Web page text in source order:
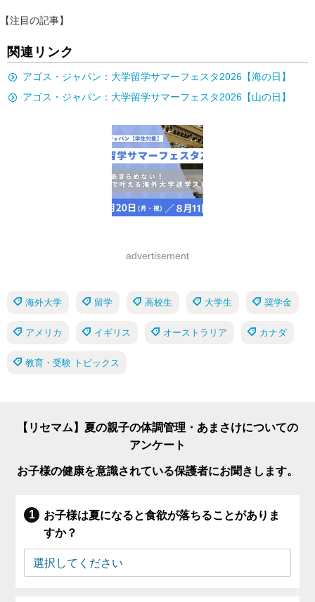
【注目の記事】
関連リンク
アゴス・ジャパン：大学留学サマーフェスタ2026【海の日】
アゴス・ジャパン：大学留学サマーフェスタ2026【山の日】
advertisement
海外大学 留学 高校生 大学生 奨学金
アメリカ イギリス オーストラリア カナダ
教育・受験 トピックス
【リセマム】夏の親子の体調管理・あまさけについての
アンケート
お子様の健康を意識されている保護者にお聞きします。
お子様は夏になると食欲が落ちることがありま
すか？